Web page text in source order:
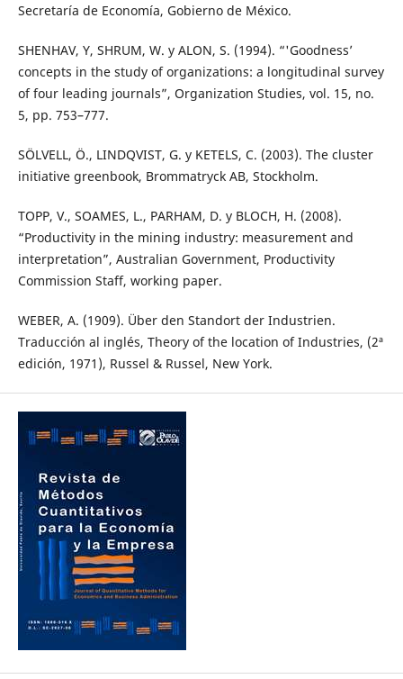
Secretaría de Economía, Gobierno de México.
SHENHAV, Y, SHRUM, W. y ALON, S. (1994). “'Goodness’
concepts in the study of organizations: a longitudinal survey
of four leading journals”, Organization Studies, vol. 15, no.
5, pp. 753–777.
SÖLVELL, Ö., LINDQVIST, G. y KETELS, C. (2003). The cluster
initiative greenbook, Brommatryck AB, Stockholm.
TOPP, V., SOAMES, L., PARHAM, D. y BLOCH, H. (2008).
“Productivity in the mining industry: measurement and
interpretation”, Australian Government, Productivity
Commission Staff, working paper.
WEBER, A. (1909). Über den Standort der Industrien.
Traducción al inglés, Theory of the location of Industries, (2ª
edición, 1971), Russel & Russel, New York.